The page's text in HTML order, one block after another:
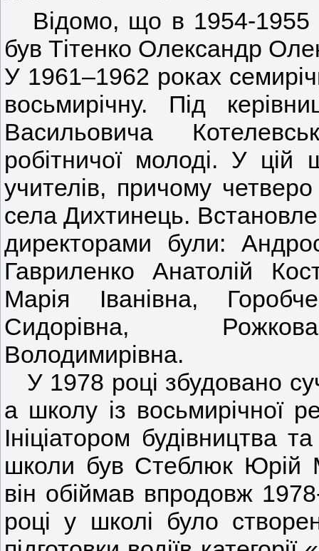
Відомо, що в 1954-1955
був Тітенко Олександр
У 1961–1962 роках
восьмирічну. Під
Васильовича
робітничої молоді. У
учителів, причому
села Дихтинець.
директорами були:
Гавриленко Анатолій
Марія Іванівна,
Сидорівна,
Володимирівна.
У 1978 році збудовано
а школу із восьмирічної
Ініціатором будівництва
школи був Стеблюк Юрій
він обіймав впродовж
році у школі було